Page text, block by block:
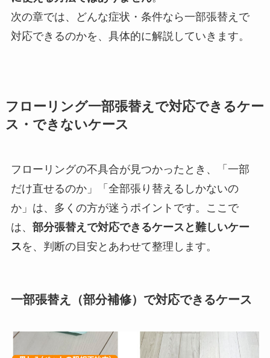
次の章では、どんな症状・条件なら一部張替えで
対応できるのかを、具体的に解説していきます。
フローリング一部張替えで対応できるケー
ス・できないケース
フローリングの不具合が見つかったとき、「一部
だけ直せるのか」「全部張り替えるしかないの
か」は、多くの方が迷うポイントです。ここで
は、 部分張替えで対応できるケースと難しいケー
スを、判断の目安とあわせて整理します。
一部張替え（部分補修）で対応できるケース